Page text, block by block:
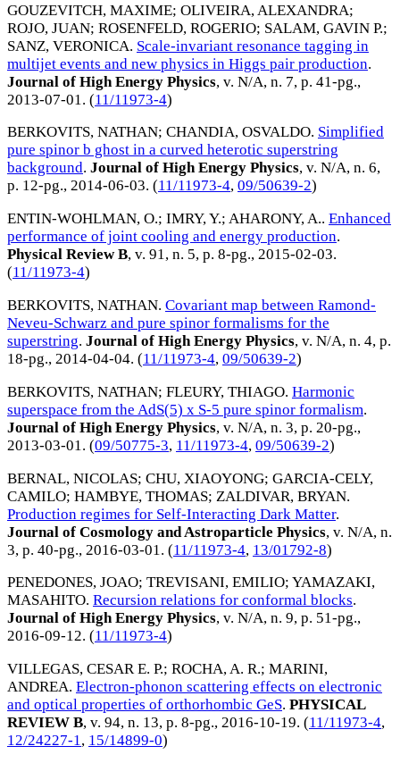
GOUZEVITCH, MAXIME; OLIVEIRA, ALEXANDRA;
ROJO, JUAN; ROSENFELD, ROGERIO; SALAM, GAVIN P.;
SANZ, VERONICA. Scale-invariant resonance tagging in
multijet events and new physics in Higgs pair production.
Journal of High Energy Physics, v. N/A, n. 7, p. 41-pg.,
2013-07-01 . (11/11973-4)
BERKOVITS, NATHAN; CHANDIA, OSVALDO. Simplified
pure spinor b ghost in a curved heterotic superstring
background. Journal of High Energy Physics, v. N/A, n. 6,
p. 12-pg., 2014-06-03. (11/11973-4, 09/50639-2)
ENTIN-WOHLMAN, O.; IMRY, Y.; AHARONY, A.. Enhanced
performance of joint cooling and energy production.
Physical Review B, v. 91, n. 5, p. 8-pg., 2015-02-03.
(11/11973-4)
BERKOVITS, NATHAN. Covariant map between Ramond-
Neveu-Schwarz and pure spinor formalisms for the
superstring. Journal of High Energy Physics, v. N/A, n. 4, p.
18-pg., 2014-04-04. (11/11973-4, 09/50639-2)
BERKOVITS, NATHAN; FLEURY, THIAGO. Harmonic
superspace from the AdS(5) x S-5 pure spinor formalism.
Journal of High Energy Physics, v. N/A, n. 3, p. 20-pg.,
2013-03-01 . (09/50775-3, 11/11973-4, 09/50639-2)
BERNAL, NICOLAS; CHU, XIAOYONG; GARCIA-CELY,
CAMILO; HAMBYE, THOMAS; ZALDIVAR, BRYAN.
Production regimes for Self-Interacting Dark Matter.
Journal of Cosmology and Astroparticle Physics, v. N/A, n.
3, p. 40-pg., 2016-03-01 . (11/11973-4, 13/01792-8)
PENEDONES, JOAO; TREVISANI, EMILIO; YAMAZAKI,
MASAHITO. Recursion relations for conformal blocks.
Journal of High Energy Physics, v. N/A, n. 9, p. 51-pg.,
2016-09-12. (11/11973-4)
VILLEGAS, CESAR E. P.; ROCHA, A. R.; MARINI,
ANDREA. Electron-phonon scattering effects on electronic
and optical properties of orthorhombic GeS. PHYSICAL
REVIEW B, v. 94, n. 13, p. 8-pg., 2016-10-19. (11/11973-4,
12/24227-1, 15/14899-0)